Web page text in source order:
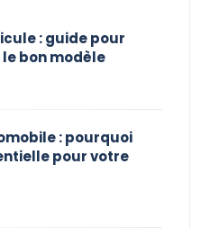
: guide pour
bon modèle
: pourquoi
pour votre